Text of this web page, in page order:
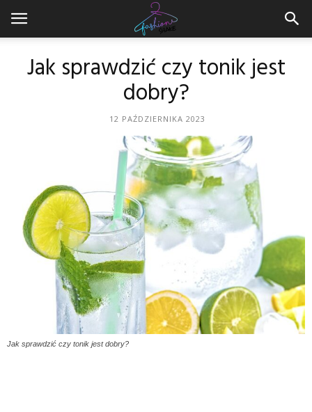
Jak sprawdzić czy tonik jest
dobry?
12 PAŹDZIERNIKA 2023
Jak sprawdzić czy tonik jest dobry?